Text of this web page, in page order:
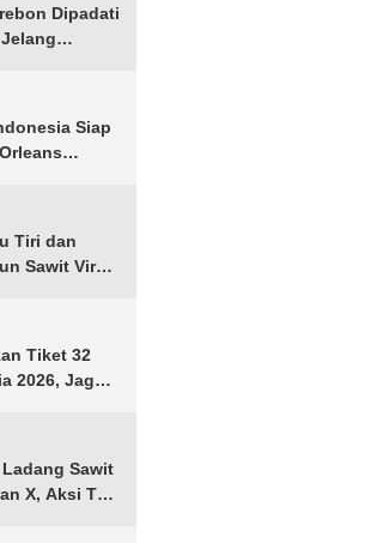
Dipadati
Siap
Tiri dan
Sawit Viral,
Tiket 32
2026, Jaga
Sawit
X, Aksi Tak